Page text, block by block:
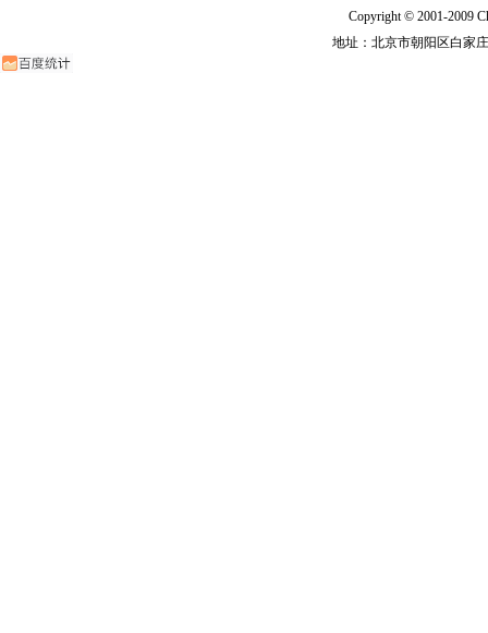
Copyright © 2001-2009
地址：北京市朝阳区白家